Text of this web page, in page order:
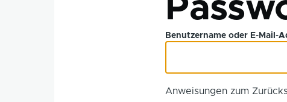
Benutzername oder E-Mail-
Anweisungen zum